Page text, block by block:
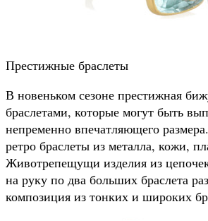
Престижные браслеты
В новеньком сезоне престижная
браслетами, которые могут быть
непременно впечатляющего
ретро браслеты из металла, кожи,
Животрепещущи изделия из
на руку по два больших браслета
композиция из тонких и широких